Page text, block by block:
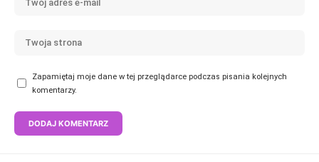
Zapamiętaj moje dane w tej przeglądarce podczas pisania kolejnych
komentarzy.